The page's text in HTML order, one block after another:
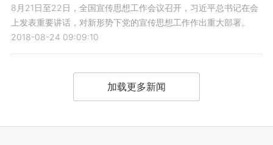
8月21日至22日，全国宣传思想工作会议召开，习近平总书记在会
上发表重要讲话，对新形势下党的宣传思想工作作出重大部署。
2018-08-24 09:09:10
加载更多新闻